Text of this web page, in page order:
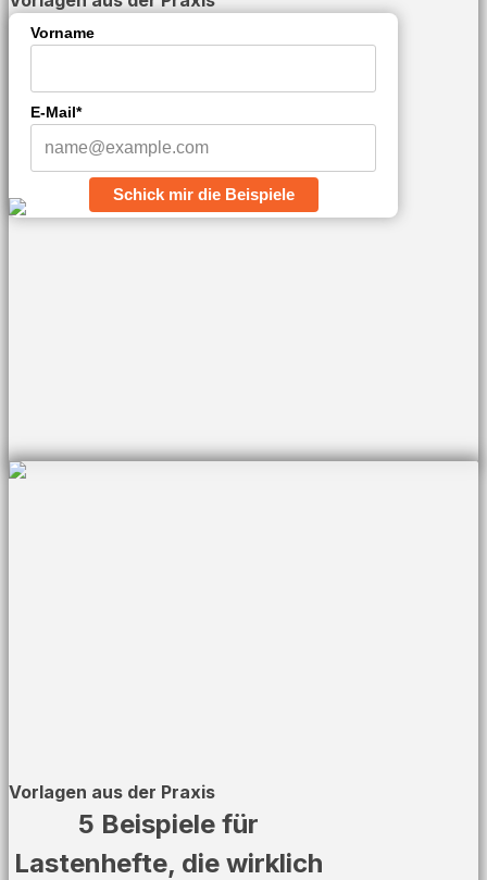
Vorname
E-Mail*
Schick mir die Beispiele
Vorlagen aus der Praxis
5 Beispiele für
Lastenhefte, die wirklich